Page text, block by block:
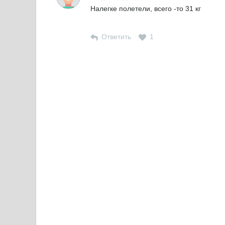
Налегке полетели, всего -то 31 кг
Ответить 1